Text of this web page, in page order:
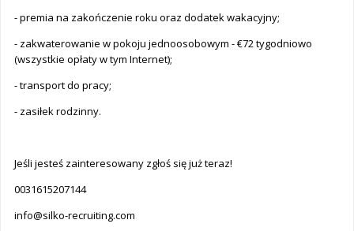
- premia na zakończenie roku oraz dodatek wakacyjny;
- zakwaterowanie w pokoju jednoosobowym - €72 tygodniowo
(wszystkie opłaty w tym Internet);
- transport do pracy;
- zasiłek rodzinny.
Jeśli jesteś zainteresowany zgłoś się już teraz!
0031615207144
info@silko-recruiting.com